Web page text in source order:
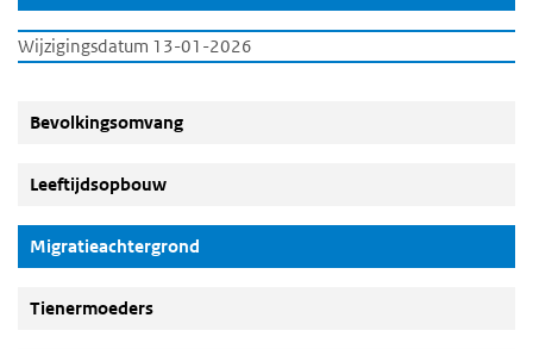
Wijzigingsdatum 13-01-2026
Bevolkingsomvang
Leeftijdsopbouw
Migratieachtergrond
Tienermoeders